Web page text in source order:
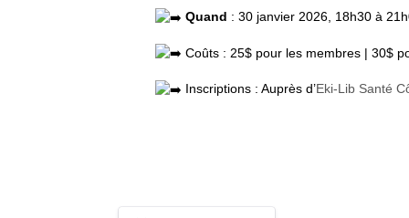
Quand : 30 janvier 2026, 18h30 à
Coûts : 25$ pour les membres | 30$
Inscriptions : Auprès d’Eki-Lib Santé